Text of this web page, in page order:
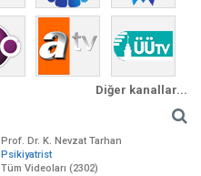
Diğer kanallar...
Prof. Dr. K. Nevzat Tarhan
Psikiyatrist
Tüm Videoları (2302)